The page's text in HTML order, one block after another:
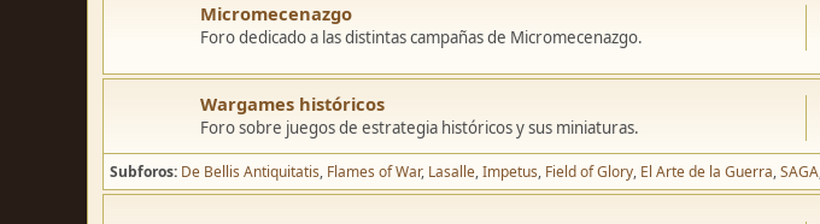
Micromecenazgo
Foro dedicado a las distintas campañas de Micromecenazgo.
Wargames históricos
Foro sobre juegos de estrategia históricos y sus miniaturas.
Subforos De Bellis Antiquitatis Flames of War Lasalle Impetus Field of Glory El Arte de la Guerra SAGA